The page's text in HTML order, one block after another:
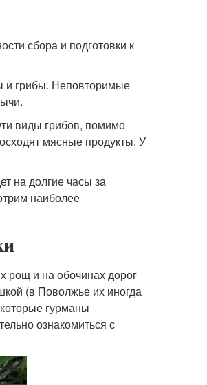
сбора и подготовки к
и грибы. Неповторимые
виды грибов, помимо
мясные продукты. У
на долгие часы за
наиболее
рощ и на обочинах дорог
(в Поволжье их иногда
гурманы
ознакомиться с